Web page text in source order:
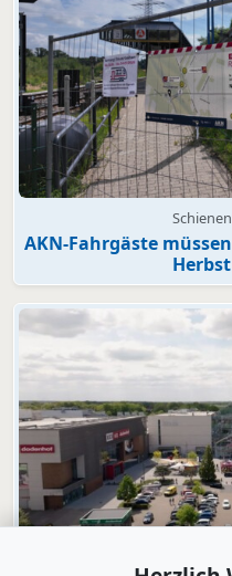
AKN-Fahrgäste